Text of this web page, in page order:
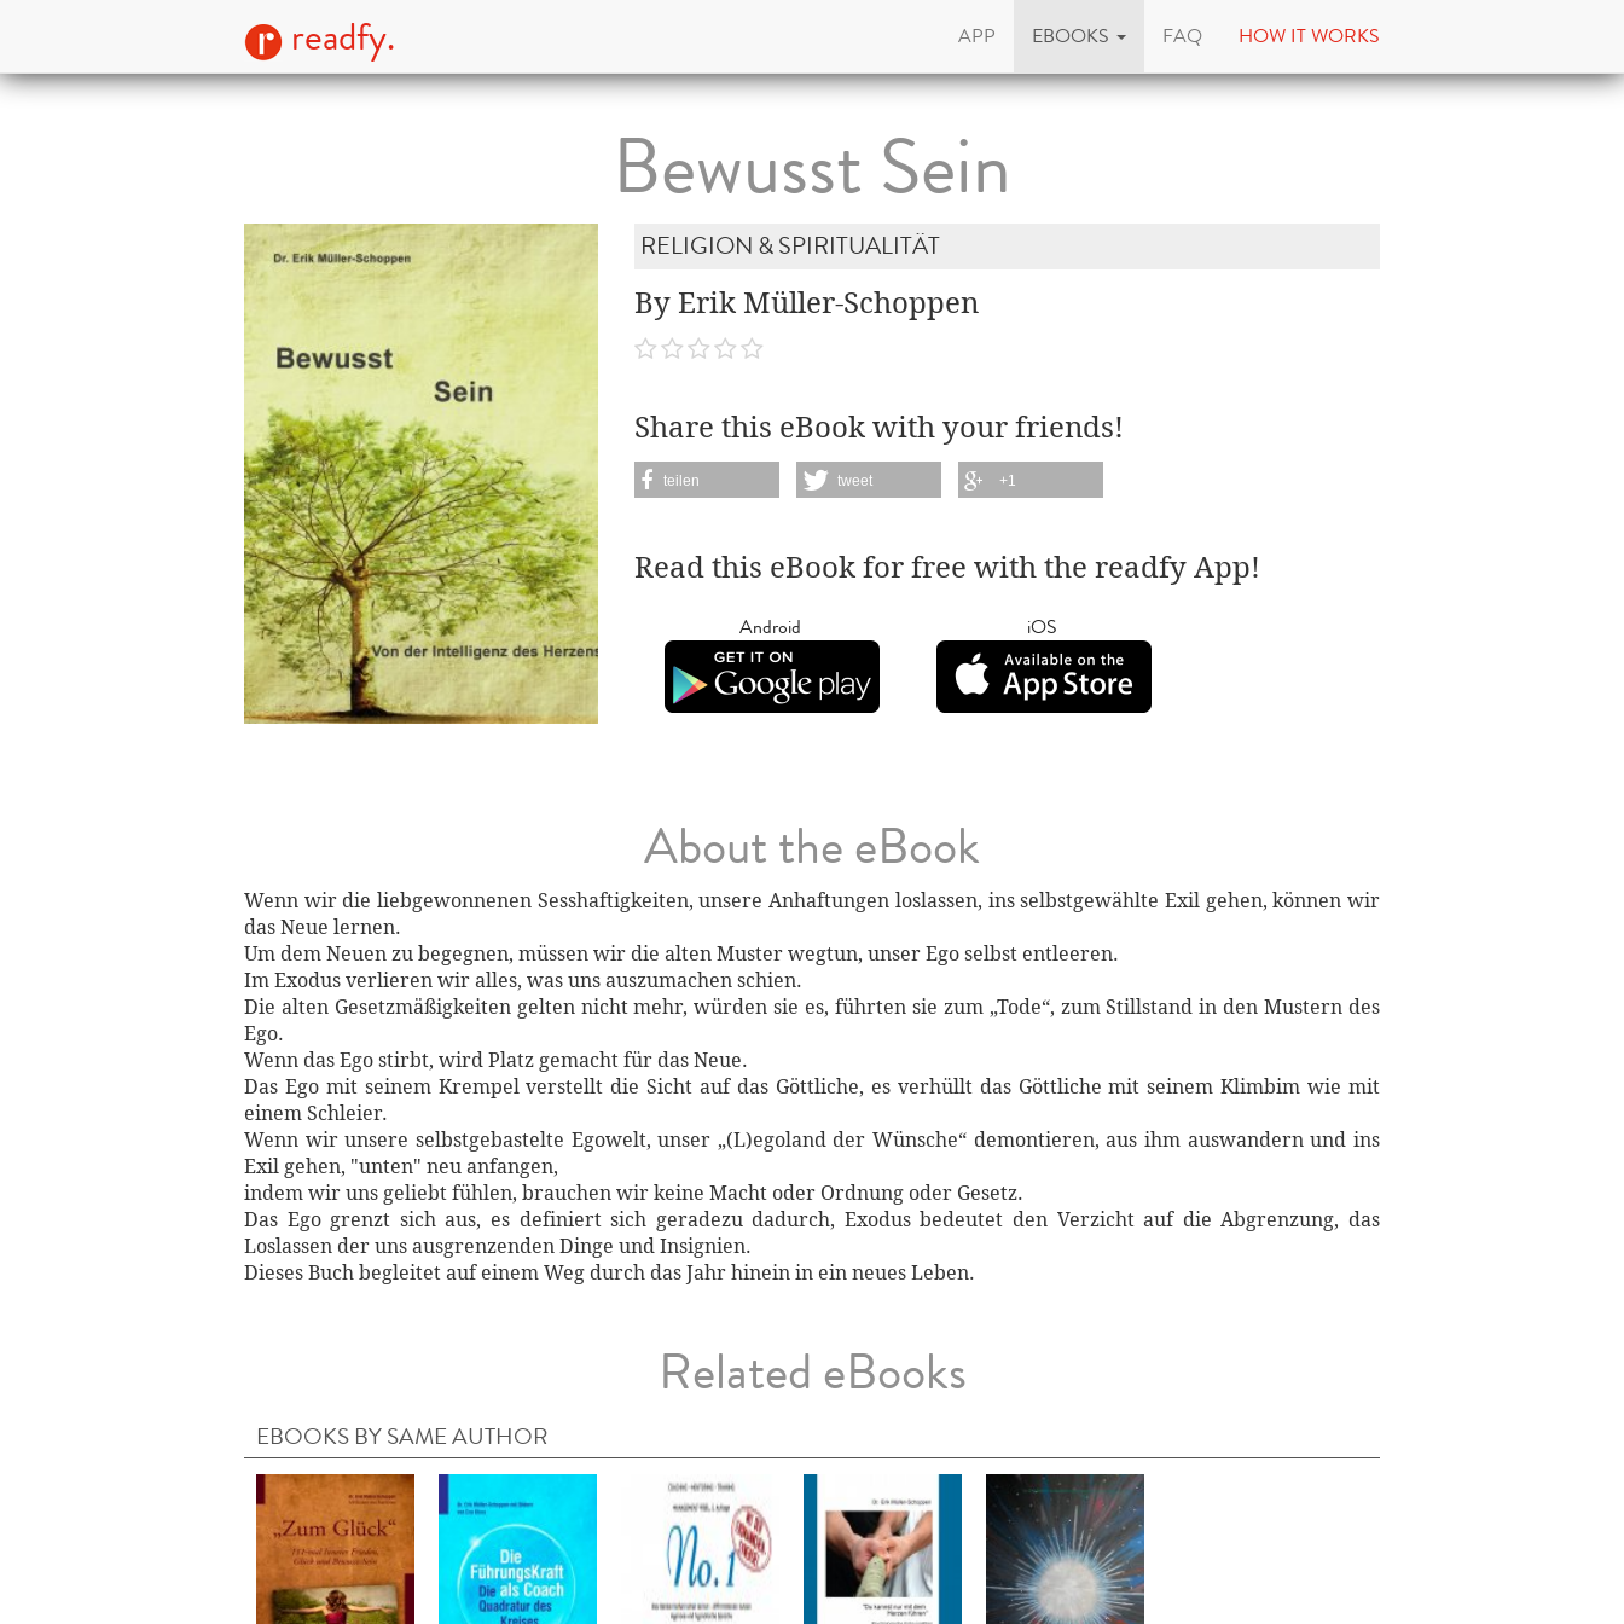
readfy. APP EBOOKS FAQ HOW IT WORKS
Bewusst Sein
RELIGION & SPIRITUALITÄT
By Erik Müller-Schoppen
Share this eBook with your friends!
teilen tweet +1
Read this eBook for free with the readfy App!
Android iOS
About the eBook
Wenn wir die liebgewonnenen Sesshaftigkeiten, unsere Anhaftungen loslassen, ins selbstgewählte Exil gehen, können wir
das Neue lernen.
Um dem Neuen zu begegnen, müssen wir die alten Muster wegtun, unser Ego selbst entleeren.
Im Exodus verlieren wir alles, was uns auszumachen schien.
Die alten Gesetzmäßigkeiten gelten nicht mehr, würden sie es, führten sie zum „Tode“, zum Stillstand in den Mustern des
Ego.
Wenn das Ego stirbt, wird Platz gemacht für das Neue.
Das Ego mit seinem Krempel verstellt die Sicht auf das Göttliche, es verhüllt das Göttliche mit seinem Klimbim wie mit
einem Schleier.
Wenn wir unsere selbstgebastelte Egowelt, unser „(L)egoland der Wünsche“ demontieren, aus ihm auswandern und ins
Exil gehen, "unten" neu anfangen,
indem wir uns geliebt fühlen, brauchen wir keine Macht oder Ordnung oder Gesetz.
Das Ego grenzt sich aus, es definiert sich geradezu dadurch, Exodus bedeutet den Verzicht auf die Abgrenzung, das
Loslassen der uns ausgrenzenden Dinge und Insignien.
Dieses Buch begleitet auf einem Weg durch das Jahr hinein in ein neues Leben.
Related eBooks
EBOOKS BY SAME AUTHOR